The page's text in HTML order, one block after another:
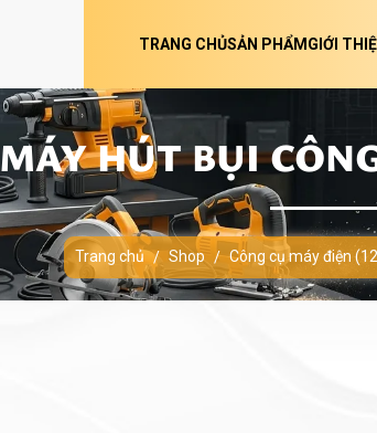
TRANG CHỦSẢN PHẨMGIỚI
MÁY HÚT BỤI
Trang chủ / Shop / Công cụ máy điện